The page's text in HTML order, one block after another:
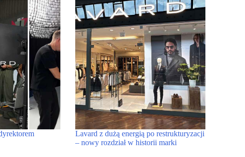
Lavard z dużą energią po restrukturyzacji
– nowy rozdział w historii marki